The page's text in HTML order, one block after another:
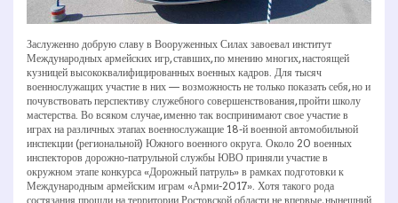
Заслуженно добрую славу в Вооруженных Силах завоевал институт
Международных армейских игр, ставших, по мнению многих, настоящей
кузницей высококвалифицированных военных кадров. Для тысяч
военнослужащих участие в них — возможность не только показать себя, но и
почувствовать перспективу служебного совершенствования, пройти школу
мастерства. Во всяком случае, именно так воспринимают свое участие в
играх на различных этапах военнослужащие 18-й военной автомобильной
инспекции (региональной) Южного военного округа. Около 20 военных
инспекторов дорожно-патрульной службы ЮВО приняли участие в
окружном этапе конкурса «Дорожный патруль» в рамках подготовки к
Международным армейским играм «Арми-2017». Хотя такого рода
состязания прошли на территории Ростовской области не впервые, нынешний